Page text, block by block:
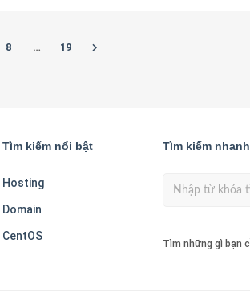
8 … 19
Tìm kiếm nổi bật
Hosting
Domain
CentOS
Tìm kiếm nhanh
Tìm những gì bạn